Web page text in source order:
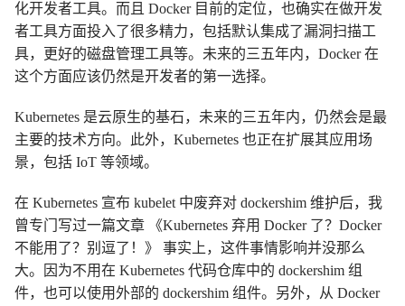
化开发者工具。而且 Docker 目前的定位，也确实在做开发
者工具方面投入了很多精力，包括默认集成了漏洞扫描工
具，更好的磁盘管理工具等。未来的三五年内，Docker 在
这个方面应该仍然是开发者的第一选择。
Kubernetes 是云原生的基石，未来的三五年内，仍然会是最
主要的技术方向。此外，Kubernetes 也正在扩展其应用场
景，包括 IoT 等领域。
在 Kubernetes 宣布 kubelet 中废弃对 dockershim 维护后，我
曾专门写过一篇文章 《Kubernetes 弃用 Docker 了？Docker
不能用了？别逗了！》 事实上，这件事情影响并没那么
大。因为不用在 Kubernetes 代码仓库中的 dockershim 组
件，也可以使用外部的 dockershim 组件。另外，从 Docker